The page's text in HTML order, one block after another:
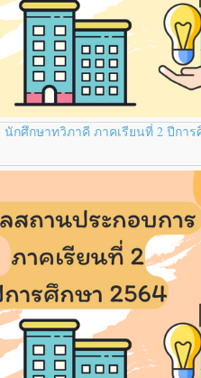
กศึกษาทวิภาคี ภาคเรียนที่ 2 ปีการ